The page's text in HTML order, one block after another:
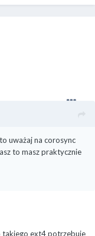
uważaj na corosync
to masz praktycznie
takiego ext4 potrzebuje